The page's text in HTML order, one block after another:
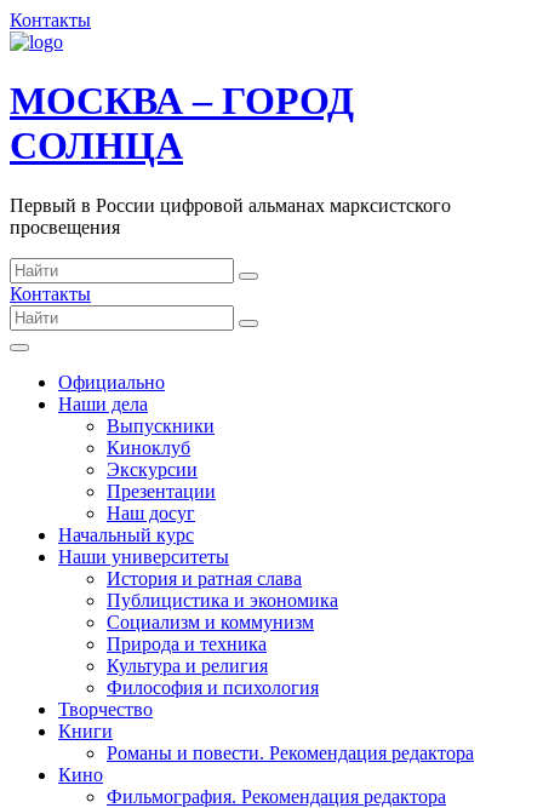
Контакты
МОСКВА – ГОРОД
СОЛНЦА
Первый в России цифровой альманах марксистского
просвещения
Контакты
Официально
Наши дела
Выпускники
Киноклуб
Экскурсии
Презентации
Наш досуг
Начальный курс
Наши университеты
История и ратная слава
Публицистика и экономика
Социализм и коммунизм
Природа и техника
Культура и религия
Философия и психология
Творчество
Книги
Романы и повести. Рекомендация редактора
Кино
Фильмография. Рекомендация редактора